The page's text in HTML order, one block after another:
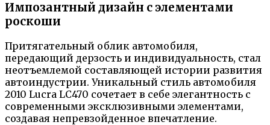
Импозантный дизайн с элементами
роскоши
Притягательный облик автомобиля,
передающий дерзость и индивидуальность, стал
неотъемлемой составляющей истории развития
автоиндустрии. Уникальный стиль автомобиля
2010 Lucra LC470 сочетает в себе элегантность с
современными эксклюзивными элементами,
создавая непревзойденное впечатление.